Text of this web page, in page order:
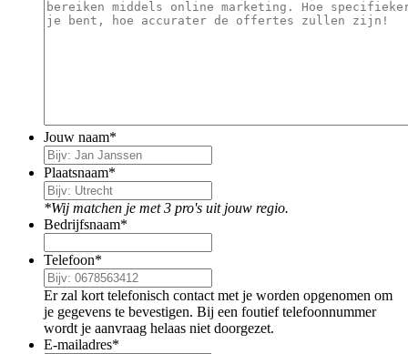
Jouw naam*
Plaatsnaam*
*Wij matchen je met 3 pro's uit jouw regio.
Bedrijfsnaam*
Telefoon*
Er zal kort telefonisch contact met je worden opgenomen om
je gegevens te bevestigen. Bij een foutief telefoonnummer
wordt je aanvraag helaas niet doorgezet.
E-mailadres*